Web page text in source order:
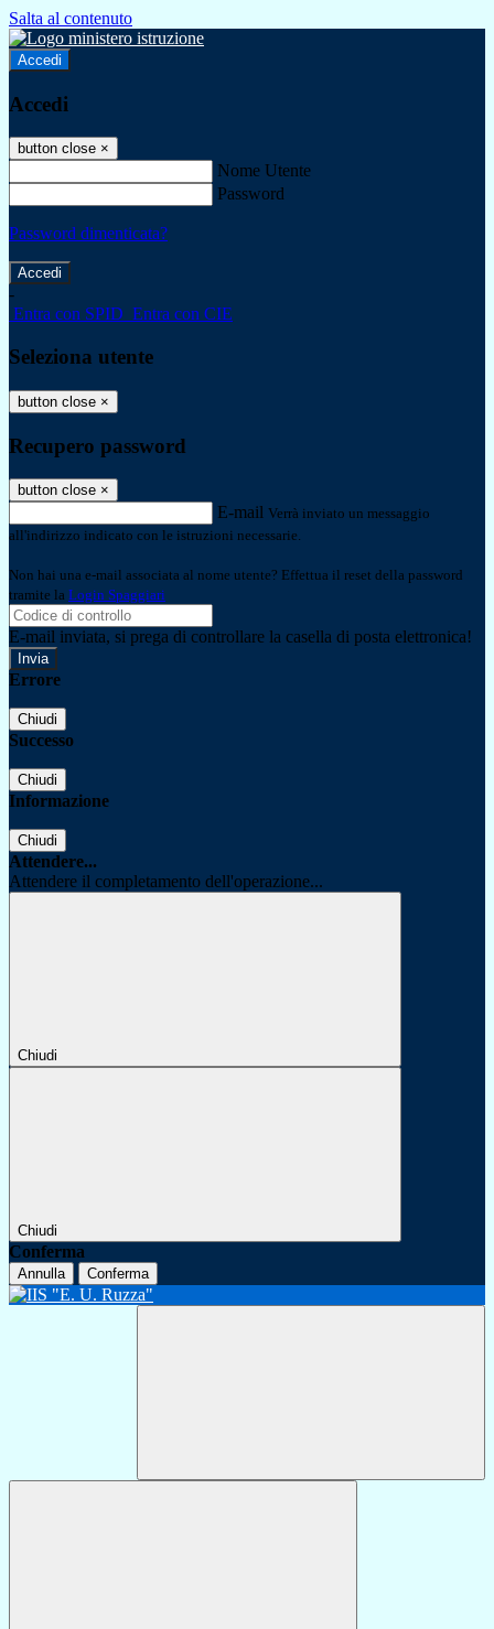
Salta al contenuto
Accedi
Accedi
button close ×
Nome Utente
Password
Password dimenticata?
-
Entra con SPID Entra con CIE
Seleziona utente
button close ×
Recupero password
button close ×
E-mail Verrà inviato un messaggio
all'indirizzo indicato con le istruzioni necessarie.
Non hai una e-mail associata al nome utente? Effettua il reset della password
tramite la Login Spaggiari
E-mail inviata, si prega di controllare la casella di posta elettronica!
Errore
Chiudi
Successo
Chiudi
Informazione
Chiudi
Attendere...
Attendere il completamento dell'operazione...
Chiudi
Chiudi
Conferma
Annulla Conferma